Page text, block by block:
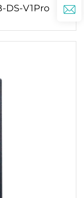
DS-V1Pro